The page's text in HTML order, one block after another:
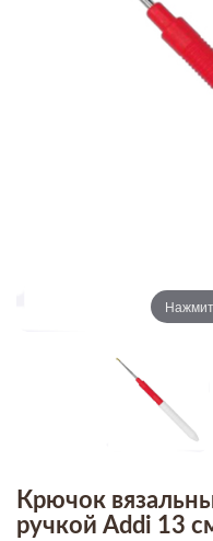
Крючок
ручкой Addi 13